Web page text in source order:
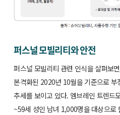
퍼스널 모빌리티와 안전
퍼스널 모빌리티 관련 인식을 살펴보
본격화된 2020년 10월을 기준으로
추세를 보이고 있다. 엠브레인 트렌드
~59세 성인 남녀 1,000명을 대상으로